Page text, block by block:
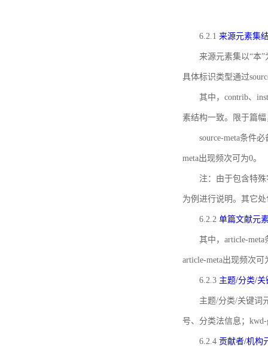
6.2.1 来源元素集
来源元素集以“本
具体标识类型通过
其中，contrib、
素结构一致。限于篇
source-meta条件
meta出现频次可为0。
注：由于包含特殊
为例进行说明。其它
6.2.2 单篇文献元
其中，article-
article-meta出现频次可
6.2.3 主题/分类/
主题/分类/关键词
号、分类法信息；
6.2.4 贡献者/机构